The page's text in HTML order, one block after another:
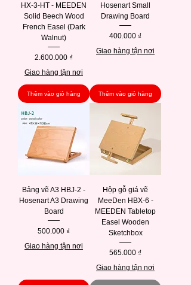
HX-3-HT - MEEDEN
Solid Beech Wood
French Easel (Dark
Walnut)
Giá
2.600.000 ₫
Giao hàng tận nơi
Thêm vào giỏ hàng
Hosenart Small
Drawing Board
Giá
400.000 ₫
Giao hàng tận nơi
Thêm vào giỏ hàng
Bảng vẽ A3 HBJ-2 -
Hosenart A3 Drawing
Board
Giá
500.000 ₫
Giao hàng tận nơi
Hộp gỗ giá vẽ
MeeDen HBX-6 -
MEEDEN Tabletop
Easel Wooden
Sketchbox
Giá
565.000 ₫
Giao hàng tận nơi